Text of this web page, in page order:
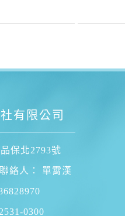
有限公司
保北2793號
絡人： 單霄漢
0300